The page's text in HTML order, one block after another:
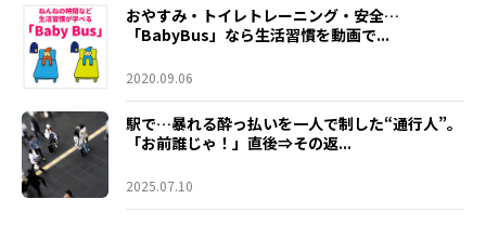
おやすみ・トイレトレーニング・安全…
「BabyBus」なら生活習慣を動画で...
2020.09.06
駅で…暴れる酔っ払いを一人で制した“通行人”。
「お前誰じゃ！」直後⇒その返...
2025.07.10